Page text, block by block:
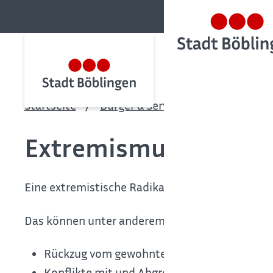
Startseite Bürger & Service
Extremismus-sich
Eine extremistische Radikalisierung geht
Das können unter anderem sein:
Rückzug vom gewohnten Umfeld